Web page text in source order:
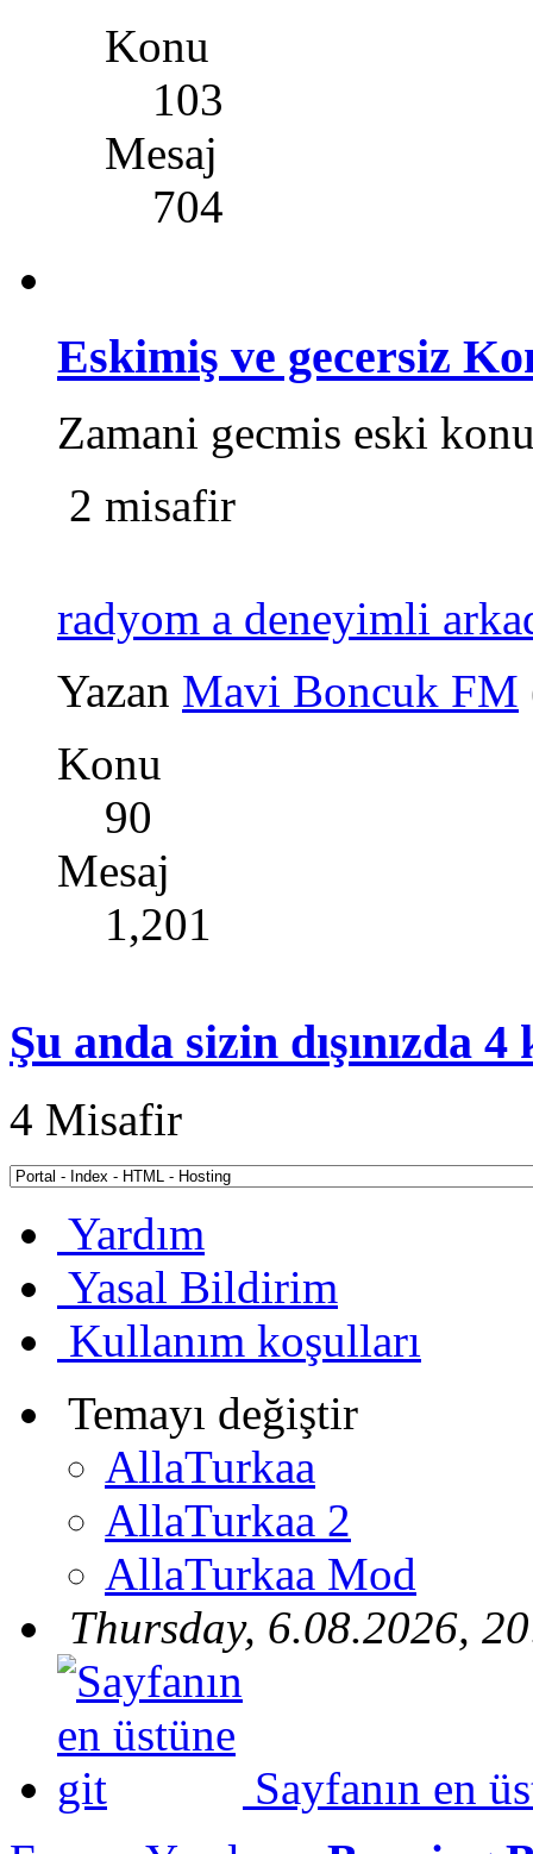
Konu
103
Mesaj
704
Eskimiş ve gecersiz
Zamani gecmis eski
2 misafir
radyom a deneyimli
Yazan Mavi Boncuk FM
Konu
90
Mesaj
1,201
Şu anda sizin dışınızda
4 Misafir
Yardım
Yasal Bildirim
Kullanım koşulları
Temayı değiştir
AllaTurkaa
AllaTurkaa 2
AllaTurkaa Mod
Thursday, 6.08.2026,
Sayfanın en